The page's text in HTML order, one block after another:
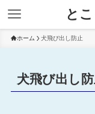
と
ホーム 犬飛び出し防止
犬飛び出し